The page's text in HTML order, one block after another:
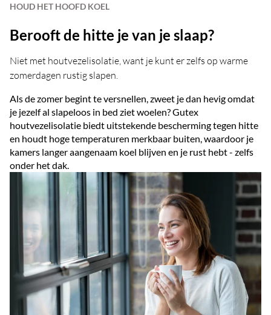
HOUD HET HOOFD KOEL
Berooft de hitte je van je slaap?
Niet met houtvezelisolatie, want je kunt er zelfs op warme
zomerdagen rustig slapen.
Als de zomer begint te versnellen, zweet je dan hevig omdat
je jezelf al slapeloos in bed ziet woelen? Gutex
houtvezelisolatie biedt uitstekende bescherming tegen hitte
en houdt hoge temperaturen merkbaar buiten, waardoor je
kamers langer aangenaam koel blijven en je rust hebt - zelfs
onder het dak.